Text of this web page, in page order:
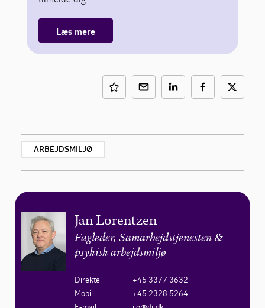
Læs mere
ARBEJDSMILJØ
Jan Lorentzen
Fagleder, Samarbejdstjenesten &
psykisk arbejdsmiljø
Direkte
+45 3377 3632
Mobil
+45 2328 5264